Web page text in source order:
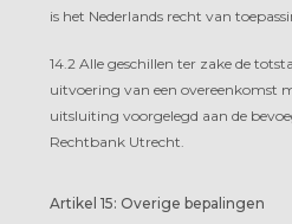
is het Nederlands recht van
14.2 Alle geschillen ter zake de
uitvoering van een overeenkomst
uitsluiting voorgelegd aan de
Rechtbank Utrecht.
Artikel 15: Overige bepalingen